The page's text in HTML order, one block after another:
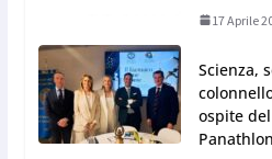
17 Aprile
Scienza,
ospite